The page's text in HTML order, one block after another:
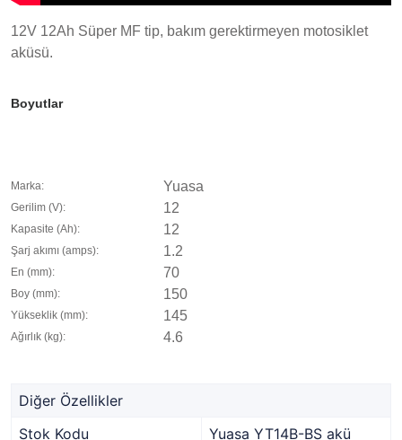
12V 12Ah Süper MF tip, bakım gerektirmeyen motosiklet
aküsü.
Boyutlar
Marka: Yuasa
Gerilim (V): 12
Kapasite (Ah): 12
Şarj akımı (amps): 1.2
En (mm): 70
Boy (mm): 150
Yükseklik (mm): 145
Ağırlık (kg): 4.6
Diğer Özellikler
Stok Kodu
Yuasa YT14B-BS akü